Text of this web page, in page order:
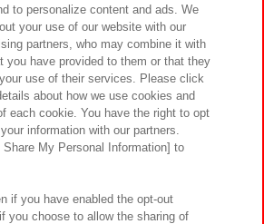
ーン
サステナビリティ サイトポリシー
ウェブアクセシビリティ方針と検証結果
ともに
対応方針 よくあるご質問・お問い合わせ
to personalize content and ads. We
your use of our website with our
partners, who may combine it with
you have provided to them or that they
use of their services. Please click
about how we use cookies and
each cookie. You have the right to opt
information with our partners.
My Personal Information] to
if you have enabled the opt-out
you choose to allow the sharing of